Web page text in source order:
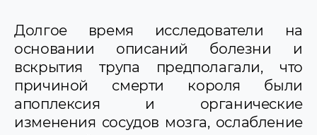
Долгое время исследователи на
основании описаний болезни и
вскрытия трупа предполагали, что
причиной смерти короля были
апоплексия и органические
изменения сосудов мозга, ослабление